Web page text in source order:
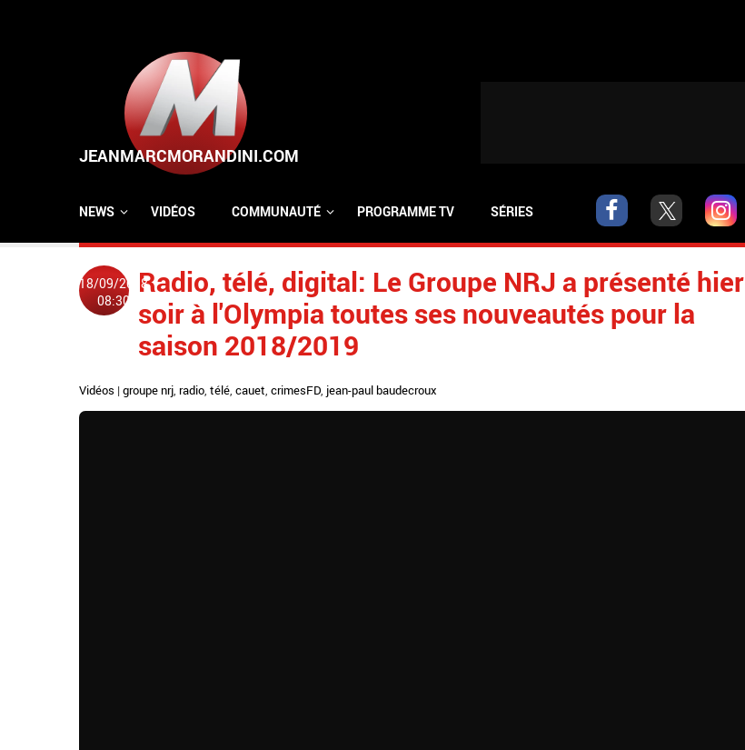
NEWS VIDÉOS COMMUNAUTÉ PROGRAMME TV SÉRIES
18/09/2018
08:30
Radio, télé, digital: Le Groupe NRJ a présenté hier
soir à l'Olympia toutes ses nouveautés pour la
saison 2018/2019
Vidéos | groupe nrj, radio, télé, cauet, crimesFD, jean-paul baudecroux